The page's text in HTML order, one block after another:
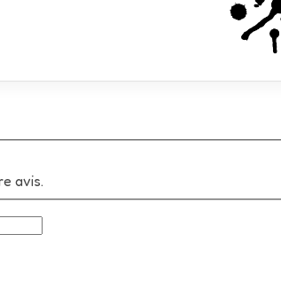
avis.